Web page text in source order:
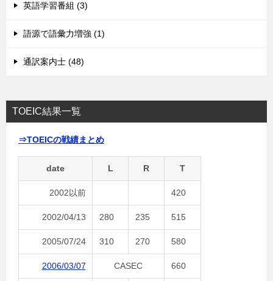
英語学習番組 (3)
語源で語彙力増強 (1)
通訳案内士 (48)
TOEIC結果一覧
⇒TOEICの戦績まとめ
date L R T
2002以前 420
2002/04/13 280 235 515
2005/07/24 310 270 580
2006/03/07 CASEC 660